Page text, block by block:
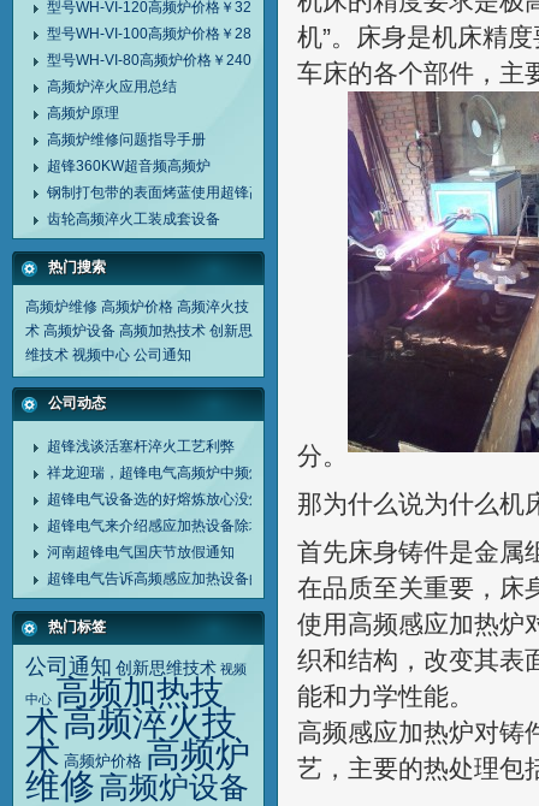
型号WH-VI-120高频炉价格￥32000
型号WH-VI-100高频炉价格￥28000
型号WH-VI-80高频炉价格￥24000
高频炉淬火应用总结
高频炉原理
高频炉维修问题指导手册
超锋360KW超音频高频炉
钢制打包带的表面烤蓝使用超锋高频炉
齿轮高频淬火工装成套设备
热门搜索
高频炉维修 高频炉价格 高频淬火技
术 高频炉设备 高频加热技术 创新思
维技术 视频中心 公司通知
公司动态
超锋浅谈活塞杆淬火工艺利弊
祥龙迎瑞，超锋电气高频炉中频炉诚谢客户同行
超锋电气设备选的好熔炼放心没烦恼
超锋电气来介绍感应加热设备除垢剂清洗设备方法
河南超锋电气国庆节放假通知
超锋电气告诉高频感应加热设备的应用范围
热门标签
公司通知 创新思维技术 视频
中心 高频加热技
术高频淬火技
术 高频炉价格 高频炉
维修高频炉设备
机”。床身是机床精
车床的各个部件，主
分。
那为什么说为什么机
首先床身铸件是金属
在品质至关重要，床
使用高频感应加热炉
织和结构，改变其表
能和力学性能。
高频感应加热炉对铸
艺，主要的热处理包